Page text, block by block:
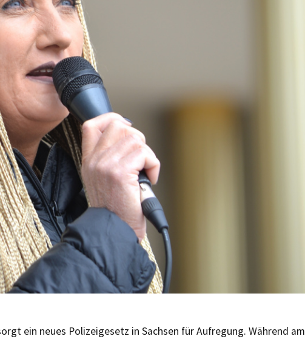
ein neues Polizeigesetz in Sachsen für Aufregung. Während am